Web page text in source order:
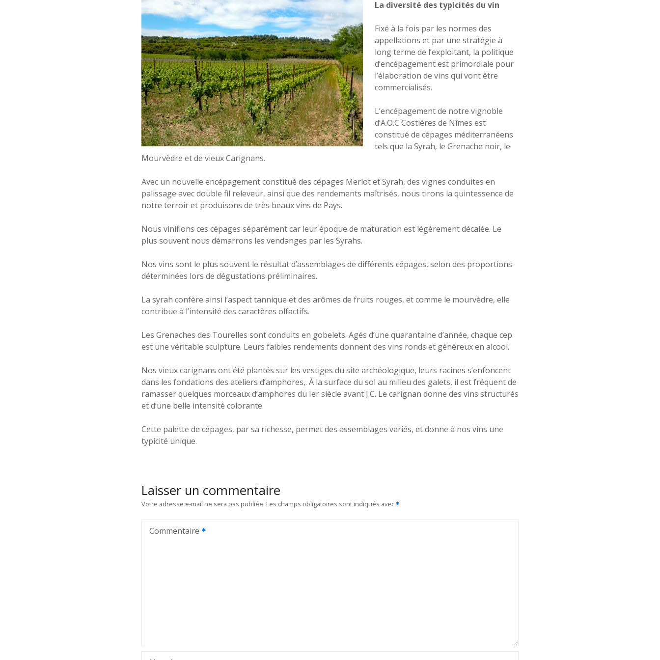
La diversité des typicités du vin
Fixé à la fois par les normes des
appellations et par une stratégie à
long terme de l’exploitant, la politique
d’encépagement est primordiale pour
l’élaboration de vins qui vont être
commercialisés.
L’encépagement de notre vignoble
d’A.O.C Costières de Nîmes est
constitué de cépages méditerranéens
tels que la Syrah, le Grenache noir, le
Mourvèdre et de vieux Carignans.
Avec un nouvelle encépagement constitué des cépages Merlot et Syrah, des vignes conduites en
palissage avec double fil releveur, ainsi que des rendements maîtrisés, nous tirons la quintessence de
notre terroir et produisons de très beaux vins de Pays.
Nous vinifions ces cépages séparément car leur époque de maturation est légèrement décalée. Le
plus souvent nous démarrons les vendanges par les Syrahs.
Nos vins sont le plus souvent le résultat d’assemblages de différents cépages, selon des proportions
déterminées lors de dégustations préliminaires.
La syrah confère ainsi l’aspect tannique et des arômes de fruits rouges, et comme le mourvèdre, elle
contribue à l’intensité des caractères olfactifs.
Les Grenaches des Tourelles sont conduits en gobelets. Agés d’une quarantaine d’année, chaque cep
est une véritable sculpture. Leurs faibles rendements donnent des vins ronds et généreux en alcool.
Nos vieux carignans ont été plantés sur les vestiges du site archéologique, leurs racines s’enfoncent
dans les fondations des ateliers d’amphores,. À la surface du sol au milieu des galets, il est fréquent de
ramasser quelques morceaux d’amphores du Ier siècle avant J.C. Le carignan donne des vins structurés
et d’une belle intensité colorante.
Cette palette de cépages, par sa richesse, permet des assemblages variés, et donne à nos vins une
typicité unique.
Laisser un commentaire
Votre adresse e-mail ne sera pas publiée. Les champs obligatoires sont indiqués avec
Commentaire